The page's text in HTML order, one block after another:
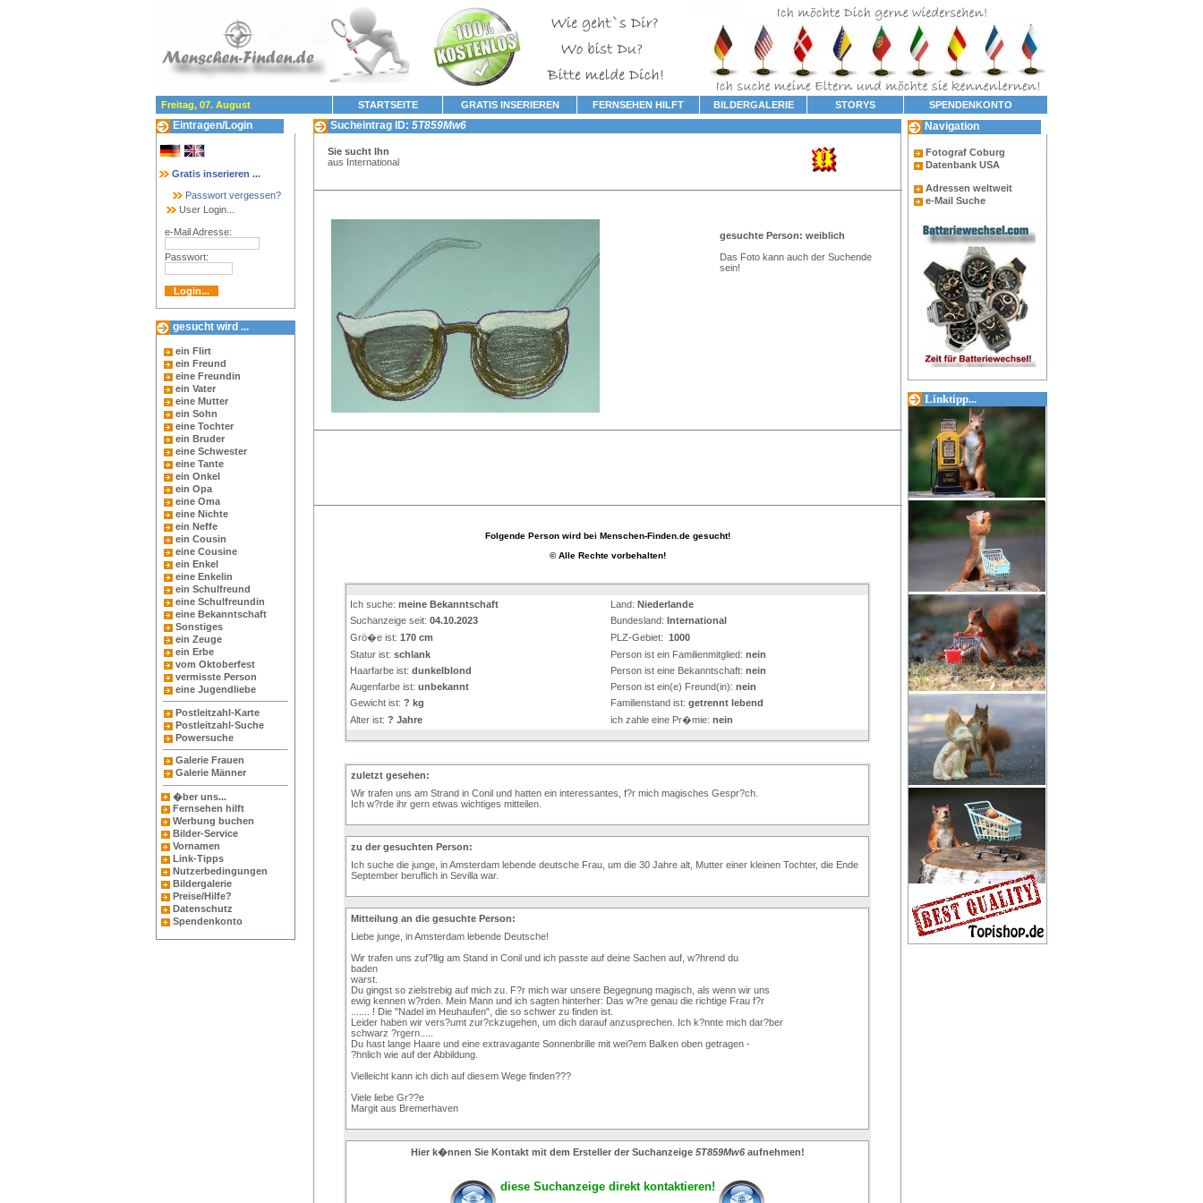
Freitag, 07. August STARTSEITE GRATIS INSERIEREN FERNSEHEN HILFT BILDERGALERIE STORYS SPENDENKONTO
Eintragen/Login
Gratis inserieren ...
Passwort vergessen?
User Login...
e-Mail Adresse:
Passwort:
gesucht wird ...
ein Flirt
ein Freund
eine Freundin
ein Vater
eine Mutter
ein Sohn
eine Tochter
ein Bruder
eine Schwester
eine Tante
ein Onkel
ein Opa
eine Oma
eine Nichte
ein Neffe
ein Cousin
eine Cousine
ein Enkel
eine Enkelin
ein Schulfreund
eine Schulfreundin
eine Bekanntschaft
Sonstiges
ein Zeuge
ein Erbe
vom Oktoberfest
vermisste Person
eine Jugendliebe
Postleitzahl-Karte
Postleitzahl-Suche
Powersuche
Galerie Frauen
Galerie Männer
�ber uns...
Fernsehen hilft
Werbung buchen
Bilder-Service
Vornamen
Link-Tipps
Nutzerbedingungen
Bildergalerie
Preise/Hilfe?
Datenschutz
Spendenkonto
Sucheintrag ID: 5T859Mw6
Sie sucht Ihn
aus International
gesuchte Person: weiblich
Das Foto kann auch der Suchende
sein!
Folgende Person wird bei Menschen-Finden.de gesucht!
© Alle Rechte vorbehalten!
Ich suche: meine Bekanntschaft Land: Niederlande
Suchanzeige seit: 04.10.2023 Bundesland: International
Grö�e ist: 170 cm PLZ-Gebiet: 1000
Statur ist: schlank Person ist ein Familienmitglied: nein
Haarfarbe ist: dunkelblond Person ist eine Bekanntschaft: nein
Augenfarbe ist: unbekannt Person ist ein(e) Freund(in): nein
Gewicht ist: ? kg Familienstand ist: getrennt lebend
Alter ist: ? Jahre ich zahle eine Pr�mie: nein
zuletzt gesehen:
Wir trafen uns am Strand in Conil und hatten ein interessantes, f?r mich magisches Gespr?ch.
Ich w?rde ihr gern etwas wichtiges mitteilen.
zu der gesuchten Person:
Ich suche die junge, in Amsterdam lebende deutsche Frau, um die 30 Jahre alt, Mutter einer kleinen Tochter, die Ende
September beruflich in Sevilla war.
Mitteilung an die gesuchte Person:
Liebe junge, in Amsterdam lebende Deutsche!
Wir trafen uns zuf?llig am Stand in Conil und ich passte auf deine Sachen auf, w?hrend du
baden
warst.
Du gingst so zielstrebig auf mich zu. F?r mich war unsere Begegnung magisch, als wenn wir uns
ewig kennen w?rden. Mein Mann und ich sagten hinterher: Das w?re genau die richtige Frau f?r
....... ! Die "Nadel im Heuhaufen", die so schwer zu finden ist.
Leider haben wir vers?umt zur?ckzugehen, um dich darauf anzusprechen. Ich k?nnte mich dar?ber
schwarz ?rgern.....
Du hast lange Haare und eine extravagante Sonnenbrille mit wei?em Balken oben getragen -
?hnlich wie auf der Abbildung.
Vielleicht kann ich dich auf diesem Wege finden???
Viele liebe Gr??e
Margit aus Bremerhaven
Hier k�nnen Sie Kontakt mit dem Ersteller der Suchanzeige 5T859Mw6aufnehmen!
diese Suchanzeige direkt kontaktieren!
Navigation
Fotograf Coburg
Datenbank USA
Adressen weltweit
e-Mail Suche
Linktipp...